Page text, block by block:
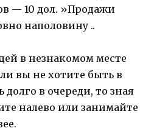
— 10 дол. »Продажи
наполовину ..
в незнакомом месте
вы не хотите быть в
долго в очереди, то зная
налево или занимайте